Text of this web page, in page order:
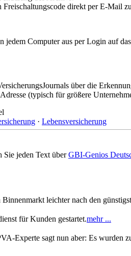
direkt per E-Mail
Computer aus per Login auf
über die
(typisch für größere
· Lebensversicherung
Sie jeden Text überGBI-Genios
leichter nach den
für Kunden gestartet.mehr ...
Experte sagt nun aber: Es wurden